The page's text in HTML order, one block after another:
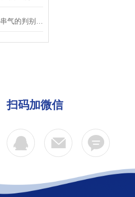
扫码加微信